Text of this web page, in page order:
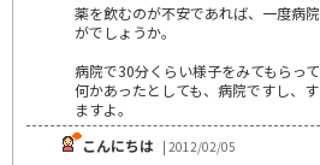
薬を飲むのが不安であれば、一度病
がでしょうか。
病院で30分くらい様子をみてもらっ
何かあったとしても、病院ですし、
ますよ。
こんにちは | 2012/02/05